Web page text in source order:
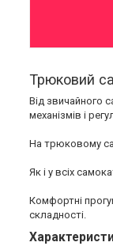
Трюковий
Від звичайного
механізмів і
На трюковому
Як і у всіх
Комфортні
складності.